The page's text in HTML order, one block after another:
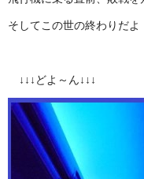
そしてこの世の終わりだ
↓↓↓どよ～ん↓↓↓